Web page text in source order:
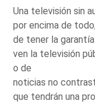
Una televisión sin
por encima de
de tener la
ven la televisión
o de
noticias no
que tendrán una